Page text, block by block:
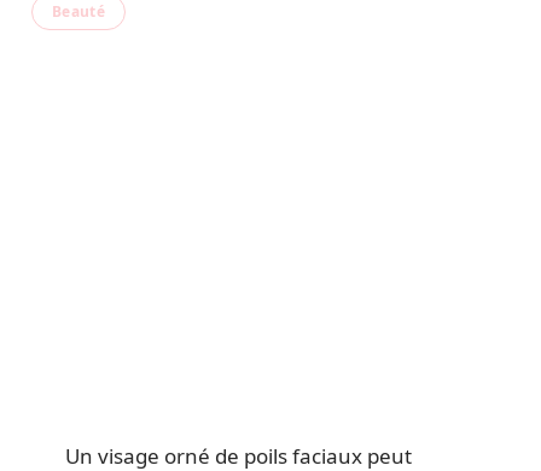
Beauté
Un visage orné de poils faciaux peut